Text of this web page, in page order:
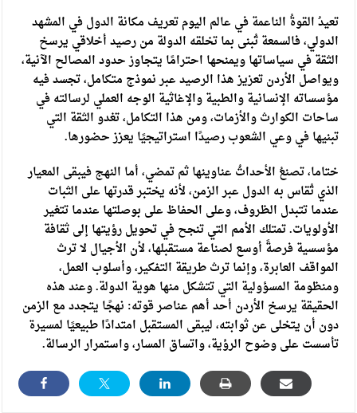
تعيدُ القوةُ الناعمة في عالم اليوم تعريف مكانة الدول في المشهد
الدولي، فالسمعة تُبنى بما تخلقه الدولة من رصيد أخلاقي يرسخ
الثقة في سياساتها ويمنحها احترامًا يتجاوز حدود المصالح الآنية،
ويواصل الأردن تعزيز هذا الرصيد عبر نموذج متكامل، تجسد فيه
مؤسساته الإنسانية والطبية والإغاثية الوجه العملي لرسالته في
ساحات الكوارث والأزمات، ومن هذا التكامل، تغدو الثقة التي
تبنيها في وعي الشعوب رصيدًا استراتيجيًا يعزز حضورها.
ختاما، تصنعُ الأحداثُ عناوينها ثم تمضي، أما النهج فيبقى المعيار
الذي تُقاس به الدول عبر الزمن، لأنه يختبر قدرتها على الثبات
عندما تتبدل الظروف، وعلى الحفاظ على بوصلتها عندما تتغير
الأولويات. تمتلك الأمم التي تنجح في تحويل رؤيتها إلى ثقافة
مؤسسية فرصةً أوسع لصناعة مستقبلها، لأن الأجيال لا ترث
المواقف العابرة، وإنما ترث طريقة التفكير، وأسلوب العمل،
ومنظومة المسؤولية التي تتشكل منها هوية الدولة. وعند هذه
الحقيقة يرسخ الأردن أحد أهم عناصر قوته: نهجًا يتجدد مع الزمن
دون أن يتخلى عن ثوابته، ليبقى المستقبل امتدادًا طبيعيًا لمسيرة
تأسست على وضوح الرؤية، واتساق المسار، واستمرار الرسالة.